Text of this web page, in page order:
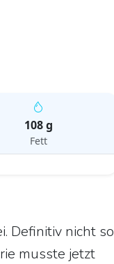
108 g
Fett
Definitiv nicht so
musste jetzt